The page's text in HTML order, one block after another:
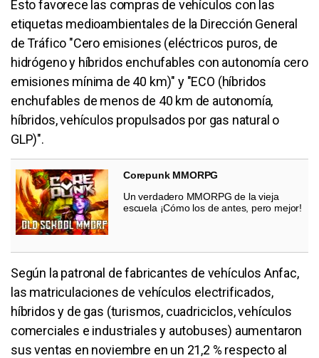
Esto favorece las compras de vehículos con las
etiquetas medioambientales de la Dirección General
de Tráfico "Cero emisiones (eléctricos puros, de
hidrógeno y híbridos enchufables con autonomía cero
emisiones mínima de 40 km)" y "ECO (híbridos
enchufables de menos de 40 km de autonomía,
híbridos, vehículos propulsados por gas natural o
GLP)".
Corepunk MMORPG
Un verdadero MMORPG de la vieja
escuela ¡Cómo los de antes, pero mejor!
Según la patronal de fabricantes de vehículos Anfac,
las matriculaciones de vehículos electrificados,
híbridos y de gas (turismos, cuadriciclos, vehículos
comerciales e industriales y autobuses) aumentaron
sus ventas en noviembre en un 21,2 % respecto al